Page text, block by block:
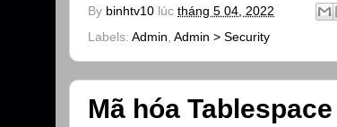
By binhtv10 lúc tháng 5 04, 2022
Labels: Admin Admin > Security
Mã hóa